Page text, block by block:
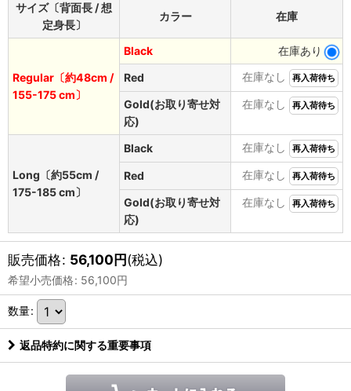
サイズ〔背面長 / 想
定身長〕
カラー 在庫
Regular〔約48cm /
155-175 cm〕
Black
在庫あり
Red
在庫なし 再入荷待ち
Gold(お取り寄せ対
応)
在庫なし 再入荷待ち
Long〔約55cm /
175-185 cm〕
Black 在庫なし 再入荷待ち
Red 在庫なし 再入荷待ち
Gold(お取り寄せ対
応)
在庫なし 再入荷待ち
販売価格: 56,100円(税込)
希望小売価格: 56,100円
数量:
返品特約に関する重要事項